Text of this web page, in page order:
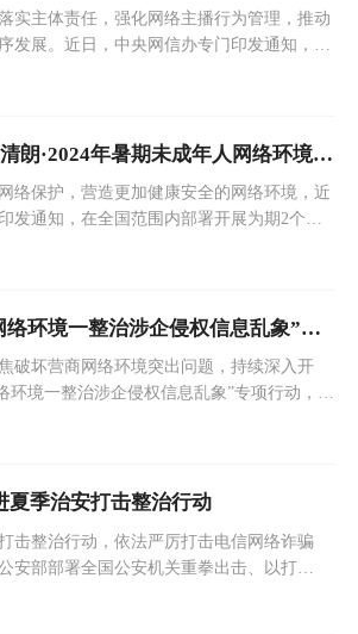
实主体责任，强化网络主播行为管理，推动
发展。近日，中央网信办专门印发通知，在
扶贫”“助农”“患病”等场景，通过“扮穷”“卖中央网信办启动“清朗·2024年暑期未成年人网络环境整治”专项行动
络保护，营造更加健康安全的网络环境，近
发通知，在全国范围内部署开展为期2个月
成年人网络环境整治”专项行动。
“清朗·优化营商网络环境一整治涉企侵权信息乱象”专项行动公开曝光第二批典型案例
破坏营商网络环境突出问题，持续深入开
环境一整治涉企侵权信息乱象”专项行动，依
假不实信息、谋取非法利益等涉企违法违规
夏季治安打击整治行动
击整治行动，依法严厉打击电信网络诈骗
安部部署全国公安机关重拳出击、以打开
击涉诈地推引流类违法犯罪集中收网行